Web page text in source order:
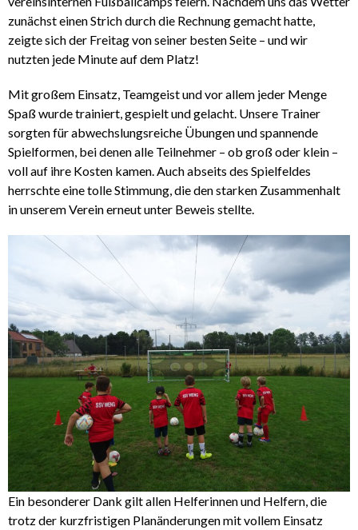
zunächst einen Strich durch die Rechnung gemacht hatte,
zeigte sich der Freitag von seiner besten Seite – und wir
nutzten jede Minute auf dem Platz!
Mit großem Einsatz, Teamgeist und vor allem jeder Menge
Spaß wurde trainiert, gespielt und gelacht. Unsere Trainer
sorgten für abwechslungsreiche Übungen und spannende
Spielformen, bei denen alle Teilnehmer – ob groß oder klein –
voll auf ihre Kosten kamen. Auch abseits des Spielfeldes
herrschte eine tolle Stimmung, die den starken Zusammenhalt
in unserem Verein erneut unter Beweis stellte.
Ein besonderer Dank gilt allen Helferinnen und Helfern, die
trotz der kurzfristigen Planänderungen mit vollem Einsatz